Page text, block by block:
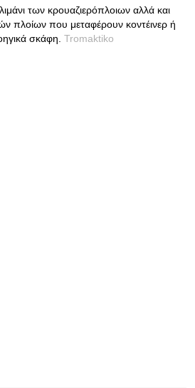
των κρουαζιερόπλοιων αλλά και
πλοίων που μεταφέρουν κοντέινερ ή
σκάφη. Tromaktiko